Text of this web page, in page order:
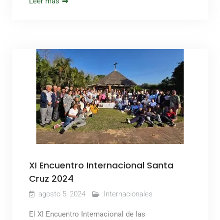
XI Encuentro Internacional Santa
Cruz 2024
agosto 5, 2024 Internacionales
El XI Encuentro Internacional de las